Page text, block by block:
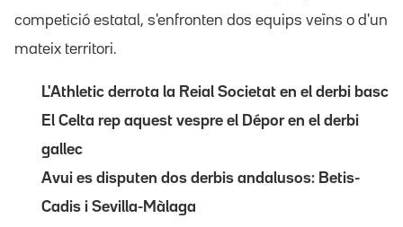
competició estatal, s'enfronten dos equips veïns o d'un
mateix territori.
L'Athletic derrota la Reial Societat en el derbi basc
El Celta rep aquest vespre el Dépor en el derbi
gallec
Avui es disputen dos derbis andalusos: Betis-
Cadis i Sevilla-Màlaga